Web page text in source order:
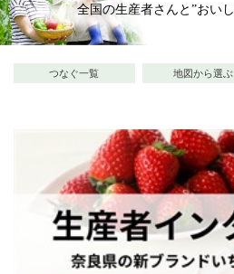
全国の生産者さんと”おい
つなぐ一覧 地図から選ぶ